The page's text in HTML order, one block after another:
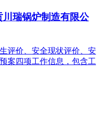
瑞锅炉制造有限公
评价、安全现状评价、安
案四项工作信息，包含工